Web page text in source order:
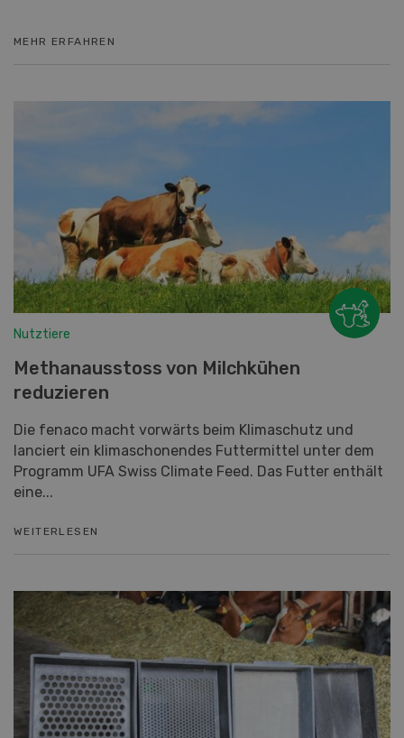
MEHR ERFAHREN
Nutztiere
Methanausstoss von Milchkühen
reduzieren
Die fenaco macht vorwärts beim Klimaschutz und
lanciert ein klimaschonendes Futtermittel unter dem
Programm UFA Swiss Climate Feed. Das Futter enthält
eine...
WEITERLESEN